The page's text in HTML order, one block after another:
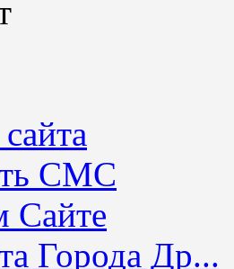
СМС
Города Др...